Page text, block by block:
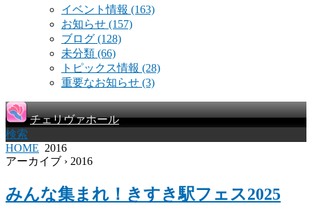
イベント情報 (163)
お知らせ (157)
ブログ (128)
未分類 (66)
トピックス情報 (28)
重要なお知らせ (3)
チェリヴァホール
検索
HOME 2016
アーカイブ › 2016
みんな集まれ！きすき駅フェス2025